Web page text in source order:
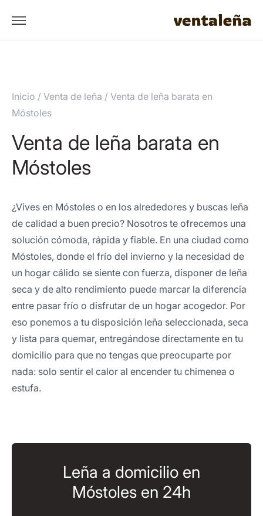
Inicio / Venta de leña / Venta de leña barata en
Móstoles
Venta de leña barata en
Móstoles
¿Vives en Móstoles o en los alrededores y buscas leña
de calidad a buen precio? Nosotros te ofrecemos una
solución cómoda, rápida y fiable. En una ciudad como
Móstoles, donde el frío del invierno y la necesidad de
un hogar cálido se siente con fuerza, disponer de leña
seca y de alto rendimiento puede marcar la diferencia
entre pasar frío o disfrutar de un hogar acogedor. Por
eso ponemos a tu disposición leña seleccionada, seca
y lista para quemar, entregándose directamente en tu
domicilio para que no tengas que preocuparte por
nada: solo sentir el calor al encender tu chimenea o
estufa.
Leña a domicilio en
Móstoles en 24h